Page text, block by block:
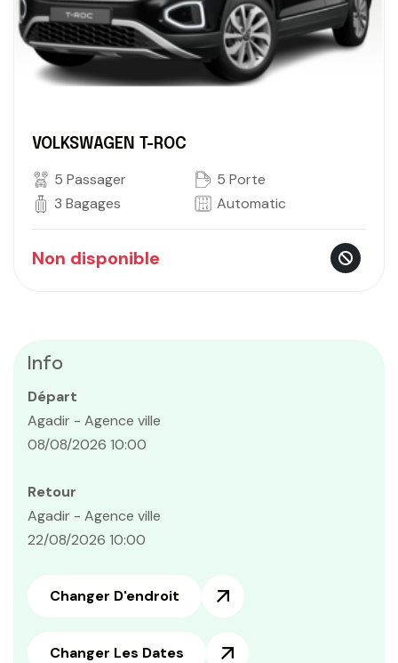
VOLKSWAGEN T-ROC
5 Passager
5 Porte
3 Bagages
Automatic
Non disponible
Info
Départ
Agadir - Agence ville
08/08/2026 10:00
Retour
Agadir - Agence ville
22/08/2026 10:00
Changer D'endroit
Changer Les Dates